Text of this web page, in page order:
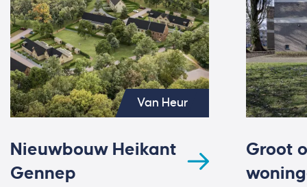
Van Heur
Nieuwbouw Heikant
Gennep
Groot